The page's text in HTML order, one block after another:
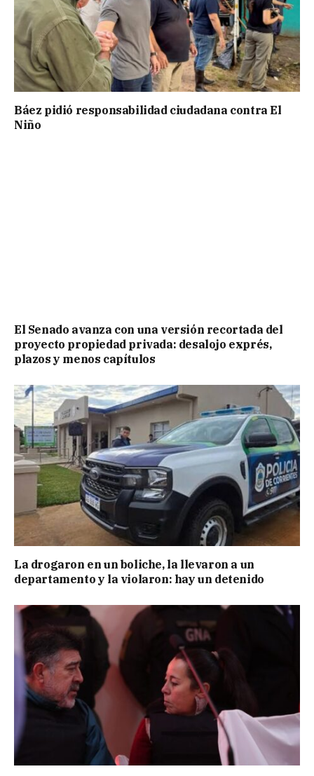
Báez pidió responsabilidad ciudadana contra El
Niño
El Senado avanza con una versión recortada del
proyecto propiedad privada: desalojo exprés,
plazos y menos capítulos
La drogaron en un boliche, la llevaron a un
departamento y la violaron: hay un detenido